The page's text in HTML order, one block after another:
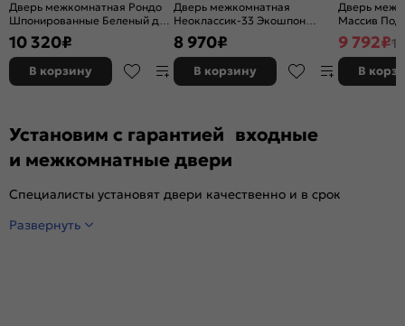
Дверь межкомнатная Рондо
Шпонированные Беленый дуб,
остекленная, сатинат белый
художественный, каркасно-
щитовая
10 320₽
В корзину
Дверь межкомнатная
Неоклассик-33 Экошпон
Nordic Oak, остекленная,
white сrystal, кромка нет,
филенчатая
8 970₽
В корзину
Дверь
Массив Под
без
9 792₽
В
Установим с гарантией входные
и межкомнатные двери
Специалисты установят двери качественно и в срок
Развернуть